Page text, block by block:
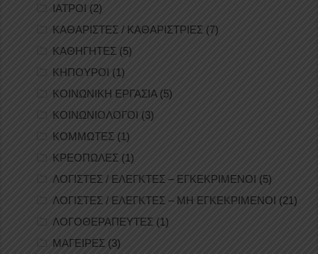
ΙΑΤΡΟΙ (2)
ΚΑΘΑΡΙΣΤΕΣ / ΚΑΘΑΡΙΣΤΡΙΕΣ (7)
ΚΑΘΗΓΗΤΕΣ (5)
ΚΗΠΟΥΡΟΙ (1)
ΚΟΙΝΩΝΙΚΗ ΕΡΓΑΣΙΑ(5)
ΚΟΙΝΩΝΙΟΛΟΓΟΙ (3)
ΚΟΜΜΩΤΕΣ (1)
ΚΡΕΟΠΩΛΕΣ (1)
ΛΟΓΙΣΤΕΣ / ΕΛΕΓΚΤΕΣ – ΕΓΚΕΚΡΙΜΕΝΟΙ (5)
ΛΟΓΙΣΤΕΣ / ΕΛΕΓΚΤΕΣ – ΜΗ ΕΓΚΕΚΡΙΜΕΝΟΙ (21)
ΛΟΓΟΘΕΡΑΠΕΥΤΕΣ (1)
ΜΑΓΕΙΡΕΣ (3)